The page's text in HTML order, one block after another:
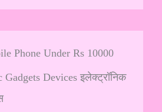
Phone Under Rs 10000
Gadgets Devices इलेक्ट्रॉनिक